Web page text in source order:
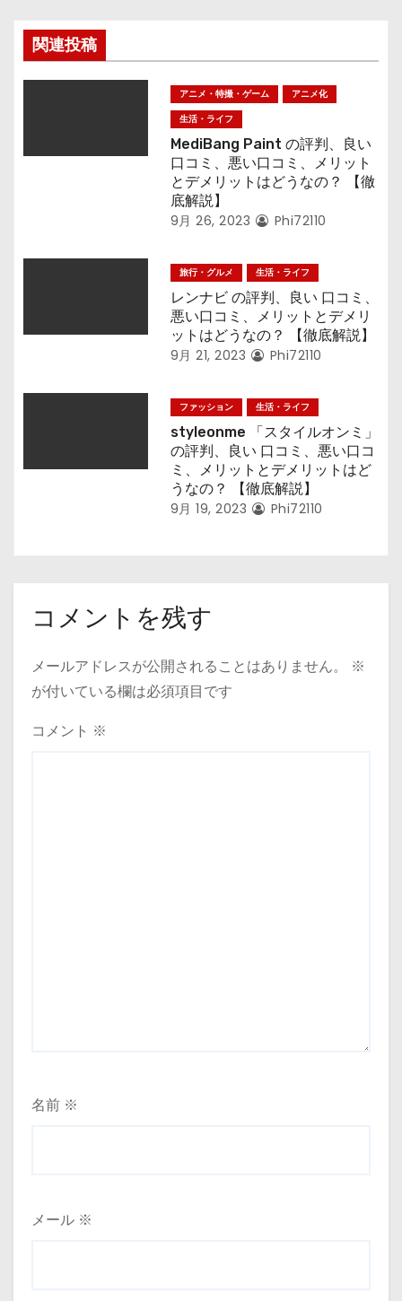
関連投稿
アニメ・特撮・ゲーム
アニメ化
生活・ライフ
MediBang Paint の評判、良い
口コミ、悪い口コミ、メリット
とデメリットはどうなの？ 【徹
底解説】
9月 26, 2023 Phi72110
旅行・グルメ 生活・ライフ
レンナビ の評判、良い 口コミ、
悪い口コミ、メリットとデメリ
ットはどうなの？ 【徹底解説】
9月 21, 2023 Phi72110
ファッション 生活・ライフ
styleonme 「スタイルオンミ」
の評判、良い 口コミ、悪い口コ
ミ、メリットとデメリットはど
うなの？ 【徹底解説】
9月 19, 2023 Phi72110
コメントを残す
メールアドレスが公開されることはありません。
※
が付いている欄は必須項目です
コメント ※
名前 ※
メール ※